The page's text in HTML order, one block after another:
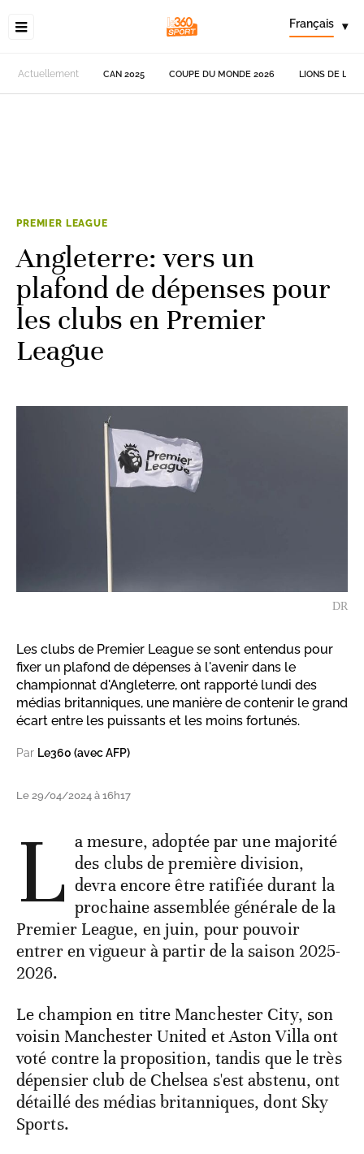
Français ▾
Actuellement CAN 2025 COUPE DU MONDE 2026 LIONS DE
PREMIER LEAGUE
Angleterre: vers un
plafond de dépenses pour
les clubs en Premier
League
DR
Les clubs de Premier League se sont entendus pour
fixer un plafond de dépenses à l'avenir dans le
championnat d'Angleterre, ont rapporté lundi des
médias britanniques, une manière de contenir le grand
écart entre les puissants et les moins fortunés.
Par Le360 (avec AFP)
Le 29/04/2024 à 16h17
L a mesure, adoptée par une majorité
des clubs de première division,
devra encore être ratifiée durant la
prochaine assemblée générale de la
Premier League, en juin, pour pouvoir
entrer en vigueur à partir de la saison 2025-
2026.
Le champion en titre Manchester City, son
voisin Manchester United et Aston Villa ont
voté contre la proposition, tandis que le très
dépensier club de Chelsea s'est abstenu, ont
détaillé des médias britanniques, dont Sky
Sports.